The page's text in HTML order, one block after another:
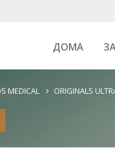
ДОМА
MEDICAL ORIGINALS